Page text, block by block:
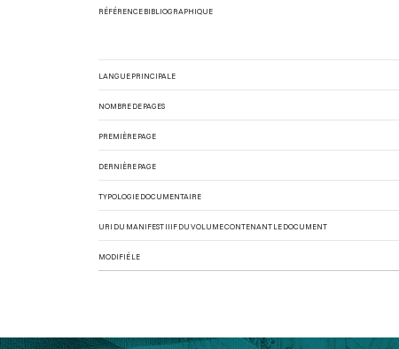
RÉFÉRENCE BIBLIOGRAPHIQUE
LANGUE PRINCIPALE
NOMBRE DE PAGES
PREMIÈRE PAGE
DERNIÈRE PAGE
TYPOLOGIE DOCUMENTAIRE
URI DU MANIFEST IIIF DU VOLUME CONTENANT LE DOCUMENT
MODIFIÉ LE